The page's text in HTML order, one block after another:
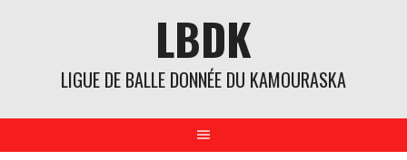
LBDK
LIGUE DE BALLE DONNÉE DU KAMOURASKA